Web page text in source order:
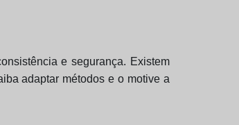
e segurança. Existem
adaptar métodos e o motive a